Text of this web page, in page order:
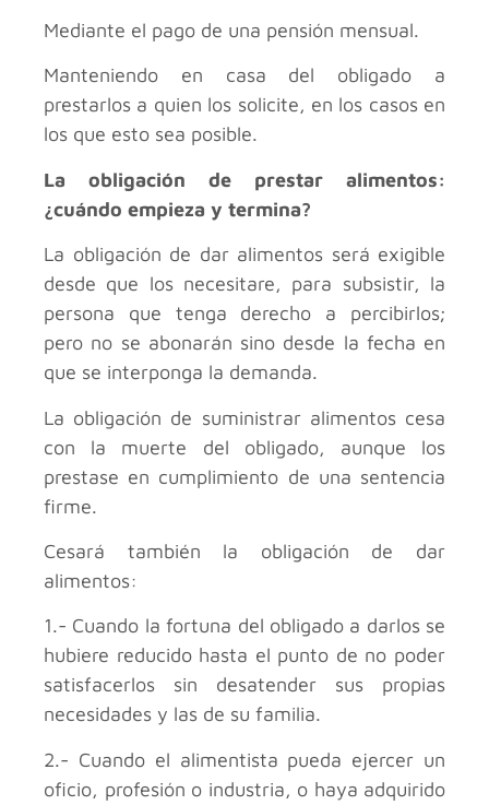
Mediante el pago de una pensión mensual.
Manteniendo en casa del obligado a
prestarlos a quien los solicite, en los casos en
los que esto sea posible.
La obligación de prestar alimentos:
¿cuándo empieza y termina?
La obligación de dar alimentos será exigible
desde que los necesitare, para subsistir, la
persona que tenga derecho a percibirlos;
pero no se abonarán sino desde la fecha en
que se interponga la demanda.
La obligación de suministrar alimentos cesa
con la muerte del obligado, aunque los
prestase en cumplimiento de una sentencia
firme.
Cesará también la obligación de dar
alimentos:
1.- Cuando la fortuna del obligado a darlos se
hubiere reducido hasta el punto de no poder
satisfacerlos sin desatender sus propias
necesidades y las de su familia.
2.- Cuando el alimentista pueda ejercer un
oficio, profesión o industria, o haya adquirido